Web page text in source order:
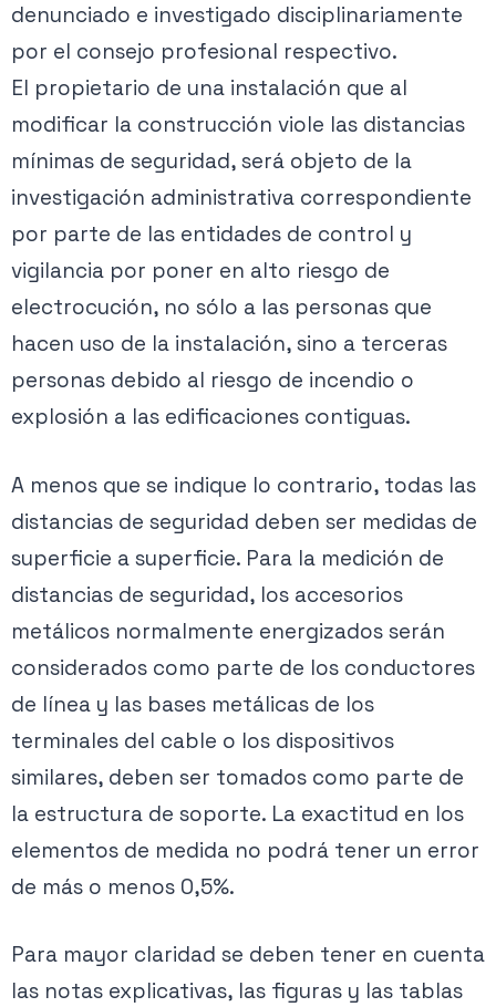
denunciado e investigado disciplinariamente
por el consejo profesional respectivo.
El propietario de una instalación que al
modificar la construcción viole las distancias
mínimas de seguridad, será objeto de la
investigación administrativa correspondiente
por parte de las entidades de control y
vigilancia por poner en alto riesgo de
electrocución, no sólo a las personas que
hacen uso de la instalación, sino a terceras
personas debido al riesgo de incendio o
explosión a las edificaciones contiguas.
A menos que se indique lo contrario, todas las
distancias de seguridad deben ser medidas de
superficie a superficie. Para la medición de
distancias de seguridad, los accesorios
metálicos normalmente energizados serán
considerados como parte de los conductores
de línea y las bases metálicas de los
terminales del cable o los dispositivos
similares, deben ser tomados como parte de
la estructura de soporte. La exactitud en los
elementos de medida no podrá tener un error
de más o menos 0,5%.
Para mayor claridad se deben tener en cuenta
las notas explicativas, las figuras y las tablas